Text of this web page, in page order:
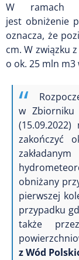
W ramach
jest obniżenie
oznacza, że
cm. W związku
o ok. 25 mln m3
w Zbiorniku
zakończyć
obniżany
pierwszej
przypadku
także
z Wód